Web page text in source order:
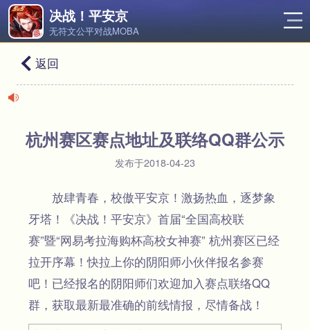
决战！平安京
无符文公平对战MOBA
返回
杭州赛区赛点地址及联络QQ群公示
发布于2018-04-23
放肆青春，校傲平安京！激扬热血，逐梦象
牙塔！《决战！平安京》首届“全国高校联
赛”暨“网易考拉海购杯高校女神赛” 杭州赛区已经
拉开序幕！快拉上你的阴阳师小伙伴报名参赛
吧！已经报名的阴阳师们欢迎加入赛点联络QQ
群，获取最新最准确的前线情报，尽情备战！